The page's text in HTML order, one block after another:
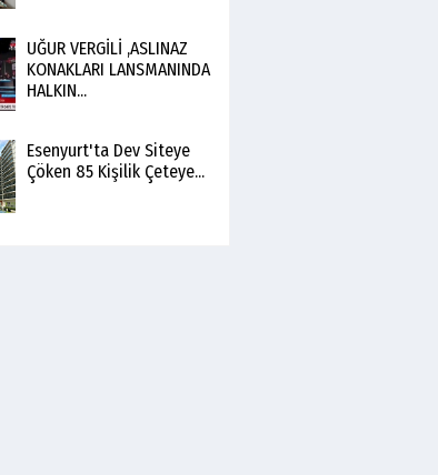
UĞUR VERGİLİ ,ASLINAZ
KONAKLARI LANSMANINDA
HALKIN...
Esenyurt'ta Dev Siteye
Çöken 85 Kişilik Çeteye...